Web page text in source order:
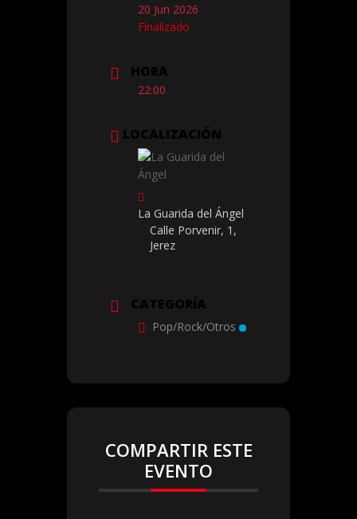
20 Jun 2026
Finalizado
HORA
22:00
LOCALIZACIÓN
La Guarida del Ángel
Calle Porvenir, 1,
Jerez
CATEGORÍA
Pop/Rock/Otros
COMPARTIR ESTE
EVENTO